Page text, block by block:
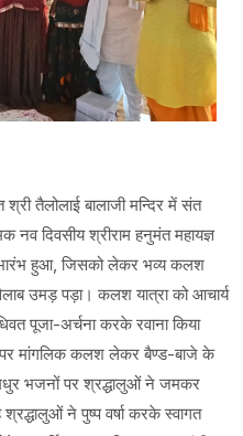
तैलोलाई बालाजी मन्दिर में संत
नव दिवसीय श्रीराम हनुमंत महायज्ञ
शुभारंभ हुआ, जिसको लेकर भव्य कलश
उमड़ पड़ा। कलश यात्रा को आचार्य
पूजा-अर्चना करके रवाना किया
पर मांगलिक कलश लेकर बैण्ड-बाजे के
भजनों पर श्रद्धालुओं ने जमकर
ने पुष्प वर्षा करके स्वागत